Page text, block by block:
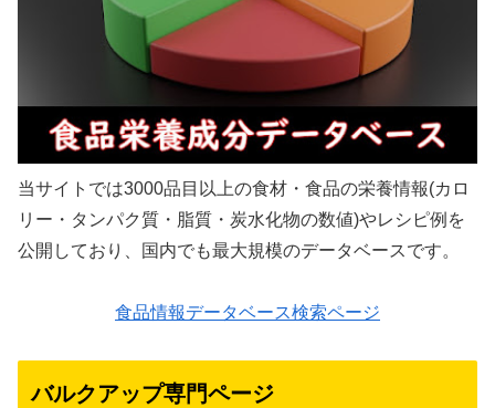
当サイトでは3000品目以上の食材・食品の栄養情報(カロ
リー・タンパク質・脂質・炭水化物の数値)やレシピ例を
公開しており、国内でも最大規模のデータベースです。
食品情報データベース検索ページ
バルクアップ専門ページ